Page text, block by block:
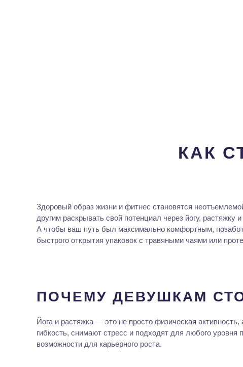
КАК
Здоровый образ жизни и фитнес становятся
другим раскрывать свой потенциал через йогу,
А чтобы ваш путь был максимально комфортным,
быстрого открытия упаковок с травяными чаями или
ПОЧЕМУ ДЕВУШКАМ
Йога и растяжка — это не просто физическая
гибкость, снимают стресс и подходят для любого уровня
возможности для карьерного роста.